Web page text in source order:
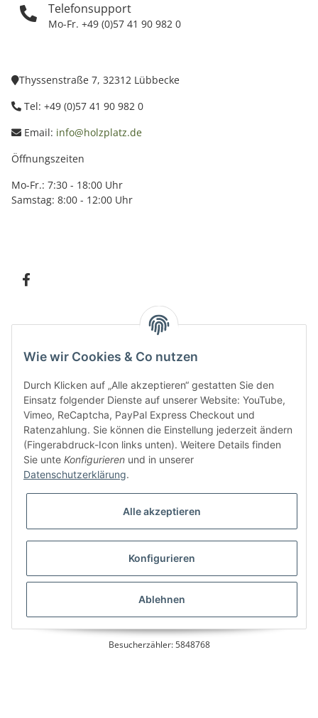
Telefonsupport
Mo-Fr. +49 (0)57 41 90 982 0
Thyssenstraße 7, 32312 Lübbecke
Tel: +49 (0)57 41 90 982 0
Email: info@holzplatz.de
Öffnungszeiten
Mo-Fr.: 7:30 - 18:00 Uhr
Samstag: 8:00 - 12:00 Uhr
Bitte senden Sie mir entsprechend IhrerDatenschutzerklärungregelmäßig und
jederzeit widerruflich Informationen zu Ihrem Produktsortiment per E-Mail zu.
* Alle Preise inkl. gesetzlicher USt., zzgl.
Besucherzähler: 5848768
Wie wir Cookies & Co nutzen
Durch Klicken auf „Alle akzeptieren“ gestatten Sie den
Einsatz folgender Dienste auf unserer Website: YouTube,
Vimeo, ReCaptcha, PayPal Express Checkout und
Ratenzahlung. Sie können die Einstellung jederzeit ändern
(Fingerabdruck-Icon links unten). Weitere Details finden
Sie unte Konfigurieren und in unserer
Datenschutzerklärung.
Alle akzeptieren
Konfigurieren
Ablehnen